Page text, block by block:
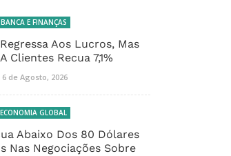
BANCA E FINANÇAS
Aos Lucros, Mas
Clientes Recua 7,1%
6 de Agosto, 2026
ECONOMIA GLOBAL
Abaixo Dos 80 Dólares
Nas Negociações Sobre